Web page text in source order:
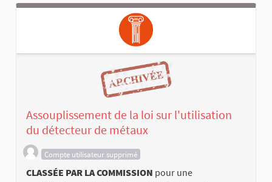
Assouplissement de la loi sur l'utilisation
du détecteur de métaux
Compte utilisateur supprimé
CLASSÉE PAR LA COMMISSION pour une